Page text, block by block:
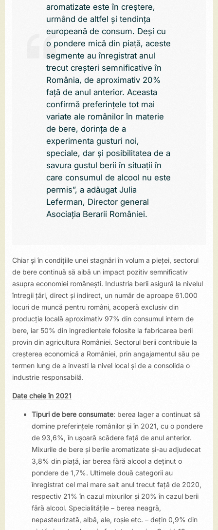
aromatizate este în creștere,
urmând de altfel și tendința
europeană de consum. Deși cu
o pondere mică din piață, aceste
segmente au înregistrat anul
trecut creșteri semnificative în
România, de aproximativ 20%
față de anul anterior. Aceasta
confirmă preferințele tot mai
variate ale românilor în materie
de bere, dorința de a
experimenta gusturi noi,
speciale, dar și posibilitatea de a
savura gustul berii în situații în
care consumul de alcool nu este
permis”, a adăugat Julia
Leferman, Director general
Asociația Berarii României.
Chiar și în condițiile unei stagnări în volum a pieței, sectorul
de bere continuă să aibă un impact pozitiv semnificativ
asupra economiei românești. Industria berii asigură la nivelul
întregii țări, direct și indirect, un număr de aproape 61.000
locuri de muncă pentru români, acoperă exclusiv din
producția locală aproximativ 97% din consumul intern de
bere, iar 50% din ingredientele folosite la fabricarea berii
provin din agricultura României. Sectorul berii contribuie la
creșterea economică a României, prin angajamentul său pe
termen lung de a investi la nivel local și de a consolida o
industrie responsabilă.
Date cheie în 2021
Tipuri de bere consumate: berea lager a continuat să
domine preferințele românilor și în 2021, cu o pondere
de 93,6%, în ușoară scădere față de anul anterior.
Mixurile de bere și berile aromatizate și-au adjudecat
3,8% din piață, iar berea fără alcool a deținut o
pondere de 1,7%. Ultimele două categorii au
înregistrat cel mai mare salt anul trecut față de 2020,
respectiv 21% în cazul mixurilor și 20% în cazul berii
fără alcool. Specialitățile – berea neagră,
nepasteurizată, albă, ale, roșie etc. – dețin 0,9% din